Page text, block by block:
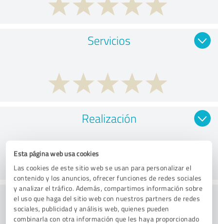
Esta página web usa cookies
Las cookies de este sitio web se usan para personalizar el
contenido y los anuncios, ofrecer funciones de redes sociales
y analizar el tráfico. Además, compartimos información sobre
el uso que haga del sitio web con nuestros partners de redes
sociales, publicidad y análisis web, quienes pueden
combinarla con otra información que les haya proporcionado
Servicios
Realización
Consultoría